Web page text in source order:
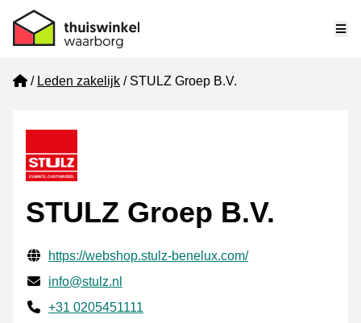
Home
Leden zakelijk STULZ Groep B.V.
STULZ Groep B.V.
Gecontroleerde contactgegevens
Website URL
https://webshop.stulz-benelux.com/
E-mail
info@stulz.nl
Telefoonnummer
+31 0205451111